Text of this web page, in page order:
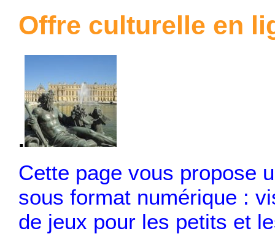
Offre culturelle en
.
Cette page vous propose
sous format numérique :
de jeux pour les petits et